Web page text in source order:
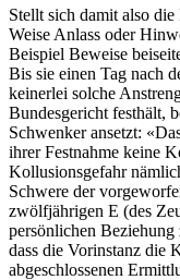
Stellt sich damit also
Weise Anlass oder
Beispiel Beweise
Bis sie einen Tag nach
keinerlei solche
Bundesgericht festhält,
Schwenker ansetzt:
ihrer Festnahme keine
Kollusionsgefahr
Schwere der
zwölfjährigen E (des
persönlichen Beziehung
dass die Vorinstanz die
abgeschlossenen